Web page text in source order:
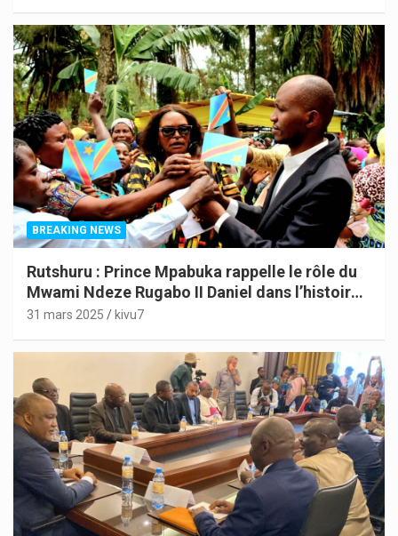
BREAKING NEWS
Rutshuru : Prince Mpabuka rappelle le rôle du
Mwami Ndeze Rugabo II Daniel dans l’histoire
de l’Indépendance du Congo
31 mars 2025 kivu7